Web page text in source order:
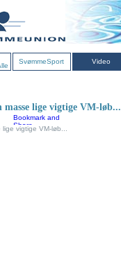
SvømmeSport Video
masse lige vigtige VM-løb...
vigtige VM-løb...